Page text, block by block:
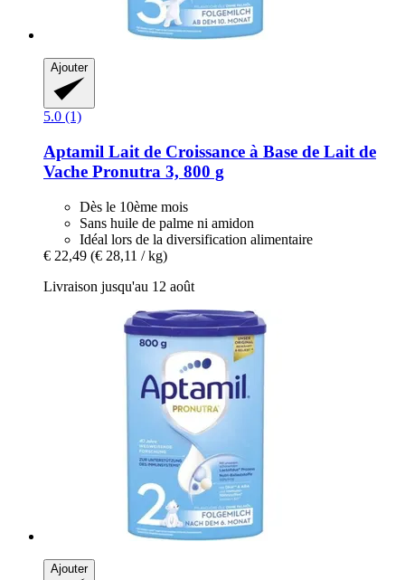
Ajouter
5.0 (1)
Aptamil Lait de Croissance à Base de Lait de
Vache Pronutra 3, 800 g
Dès le 10ème mois
Sans huile de palme ni amidon
Idéal lors de la diversification alimentaire
€ 22,49 (€ 28,11 / kg)
Livraison jusqu'au 12 août
Ajouter